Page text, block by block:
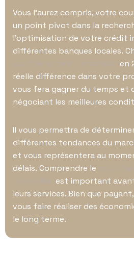
Vous l’aurez compris, votre
un point pivot dans la
l’optimisation de votre crédit
différentes banques locales.
en
réelle différence dans votre
vous fera gagner du temps et
négociant les meilleures
Il vous permettra de
différentes tendances du
et vous représentera au
délais. Comprendre le
est important
leurs services. Bien que
vous faire réaliser des
le long terme.